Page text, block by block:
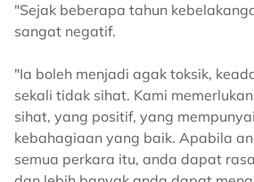
"Sejak beberapa tahun
sangat negatif.
"Ia boleh menjadi agak toksik,
sekali tidak sihat. Kami
sihat, yang positif, yang
kebahagiaan yang baik. Apabila
semua perkara itu, anda dapat